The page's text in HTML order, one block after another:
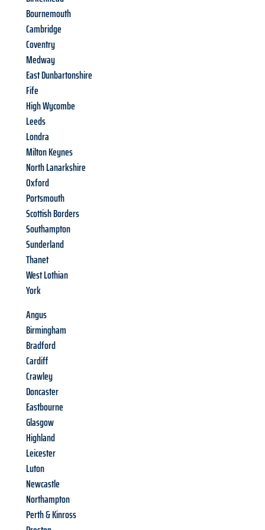
Bournemouth
Cambridge
Coventry
Medway
East Dunbartonshire
Fife
High Wycombe
Leeds
Londra
Milton Keynes
North Lanarkshire
Oxford
Portsmouth
Scottish Borders
Southampton
Sunderland
Thanet
West Lothian
York
Angus
Birmingham
Bradford
Cardiff
Crawley
Doncaster
Eastbourne
Glasgow
Highland
Leicester
Luton
Newcastle
Northampton
Perth & Kinross